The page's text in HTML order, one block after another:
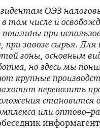
ОЭЗ
том числе и
при
при завозе сырья.
зоны, основным
но здесь мы
крупные
перевозить
становится
или